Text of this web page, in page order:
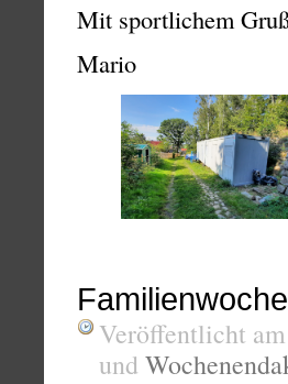
Mit sportlichem
Mario
Veröffentlicht am
und